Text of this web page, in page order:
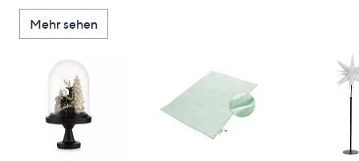
Mehr sehen